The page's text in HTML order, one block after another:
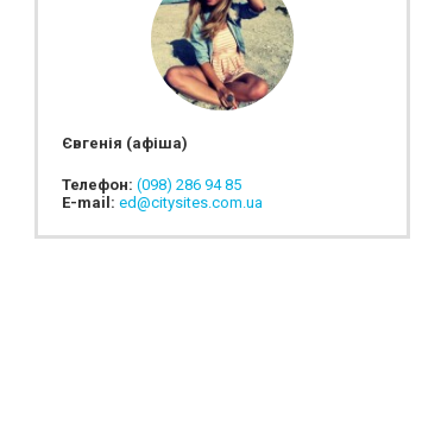
Євгенія (афіша)
Телефон: (098) 286 94 85
E-mail: ed@citysites.com.ua